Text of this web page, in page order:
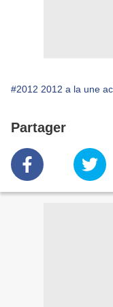
#2012 2012 a la une
Partager